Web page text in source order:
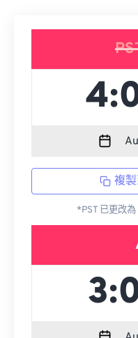
複
*PST 已更改